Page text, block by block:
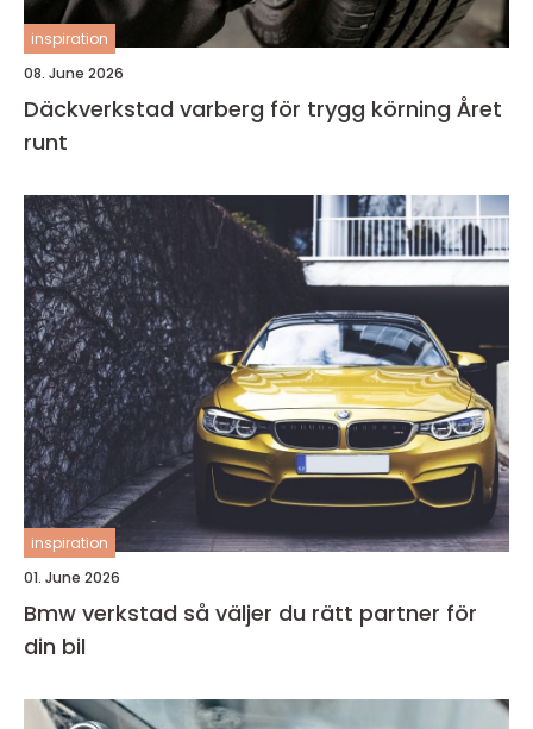
inspiration
08. June 2026
Däckverkstad varberg för trygg körning Året
runt
inspiration
01. June 2026
Bmw verkstad så väljer du rätt partner för
din bil